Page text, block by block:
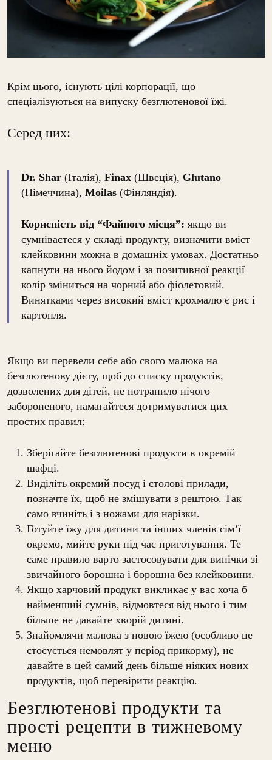
Крім цього, існують цілі корпорації, що
спеціалізуються на випуску безглютенової їжі.
Серед них:
Dr. Shar (Італія), Finax (Швеція), Glutano
(Німеччина), Moilas (Фінляндія).
Корисність від “Файного місця”: якщо ви
сумніваєтеся у складі продукту, визначити вміст
клейковини можна в домашніх умовах. Достатньо
капнути на нього йодом і за позитивної реакції
колір зміниться на чорний або фіолетовий.
Винятками через високий вміст крохмалю є рис і
картопля.
Якщо ви перевели себе або свого малюка на
безглютенову дієту, щоб до списку продуктів,
дозволених для дітей, не потрапило нічого
забороненого, намагайтеся дотримуватися цих
простих правил:
Зберігайте безглютенові продукти в окремій
шафці.
Виділіть окремий посуд і столові прилади,
позначте їх, щоб не змішувати з рештою. Так
само вчиніть і з ножами для нарізки.
Готуйте їжу для дитини та інших членів сім’ї
окремо, мийте руки під час приготування. Те
саме правило варто застосовувати для випічки зі
звичайного борошна і борошна без клейковини.
Якщо харчовий продукт викликає у вас хоча б
найменший сумнів, відмовтеся від нього і тим
більше не давайте хворій дитині.
Знайомлячи малюка з новою їжею (особливо це
стосується немовлят у період прикорму), не
давайте в цей самий день більше ніяких нових
продуктів, щоб перевірити реакцію.
Безглютенові продукти та
прості рецепти в тижневому
меню